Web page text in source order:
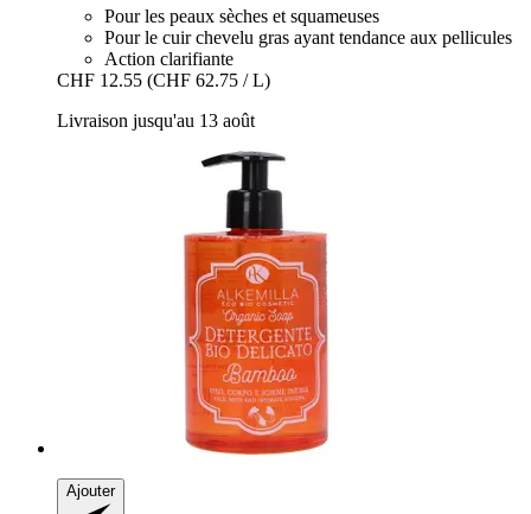
Pour les peaux sèches et squameuses
Pour le cuir chevelu gras ayant tendance aux pellicules
Action clarifiante
CHF 12.55 (CHF 62.75 / L)
Livraison jusqu'au 13 août
Ajouter